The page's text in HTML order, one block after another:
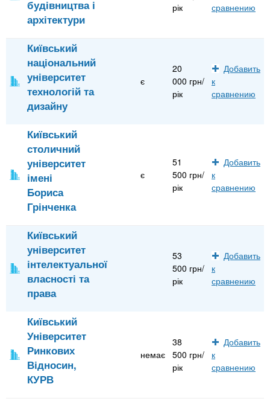
будівництва і
архітектури
рік
сравнению
Київський
національний
університет
технологій та
дизайну
є
20
000 грн/
рік
Добавить
к
сравнению
Київський
столичний
університет
імені
Бориса
Грінченка
є
51
500 грн/
рік
Добавить
к
сравнению
Київський
університет
інтелектуальної
власності та
права
53
500 грн/
рік
Добавить
к
сравнению
Київський
Університет
Ринкових
Відносин,
КУРВ
немає
38
500 грн/
рік
Добавить
к
сравнению